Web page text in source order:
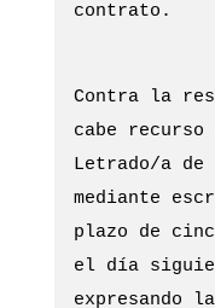
contrato.
Contra la
cabe
Letrado/a
mediante
plazo de
el día
expresando